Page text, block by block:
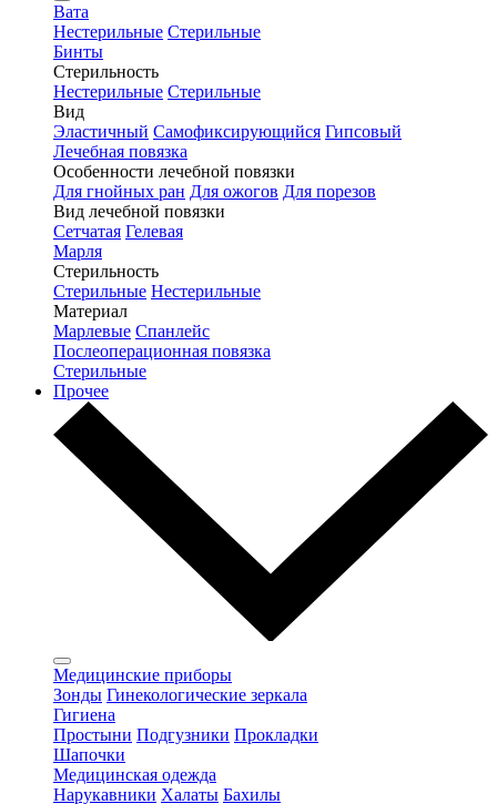
Вата
Нестерильные Стерильные
Бинты
Стерильность
Нестерильные Стерильные
Вид
Эластичный Самофиксирующийся Гипсовый
Лечебная повязка
Особенности лечебной повязки
Для гнойных ран Для ожогов Для порезов
Вид лечебной повязки
Сетчатая Гелевая
Марля
Стерильность
Стерильные Нестерильные
Материал
Марлевые Спанлейс
Послеоперационная повязка
Стерильные
Прочее
Медицинские приборы
Зонды Гинекологические зеркала
Гигиена
Простыни Подгузники Прокладки
Шапочки
Медицинская одежда
Нарукавники Халаты Бахилы